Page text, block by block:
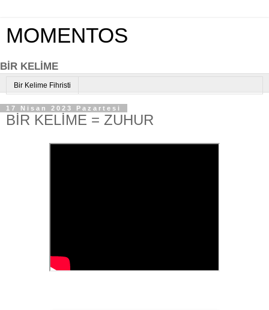
MOMENTOS
BİR KELİME
Bir Kelime Fihristi
17 Nisan 2023 Pazartesi
BİR KELİME = ZUHUR